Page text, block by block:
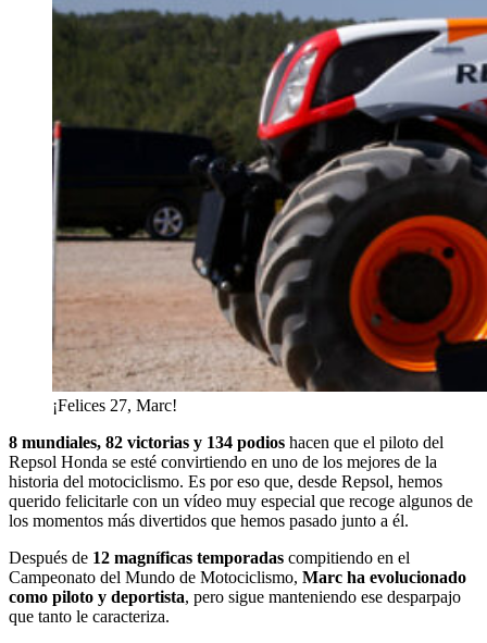
¡Felices 27, Marc!
8 mundiales, 82 victorias y 134 podios hacen que el piloto del
Repsol Honda se esté convirtiendo en uno de los mejores de la
historia del motociclismo. Es por eso que, desde Repsol, hemos
querido felicitarle con un vídeo muy especial que recoge algunos de
los momentos más divertidos que hemos pasado junto a él.
Después de 12 magníficas temporadas compitiendo en el
Campeonato del Mundo de Motociclismo, Marc ha evolucionado
como piloto y deportista, pero sigue manteniendo ese desparpajo
que tanto le caracteriza.